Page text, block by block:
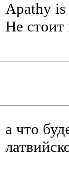
Apathy
Не стоит
а что